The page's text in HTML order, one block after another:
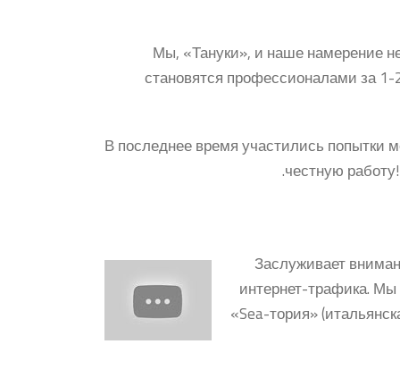
Мы, «Тануки», и наше намерение
становятся профессионалами за
В последнее время участились попытки
честную
Заслуживает
интернет-трафика. Мы
«Sea-тория»